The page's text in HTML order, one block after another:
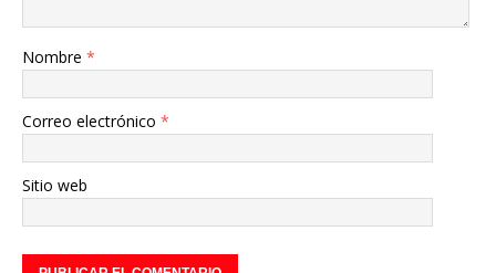
Nombre *
Correo electrónico *
Sitio web